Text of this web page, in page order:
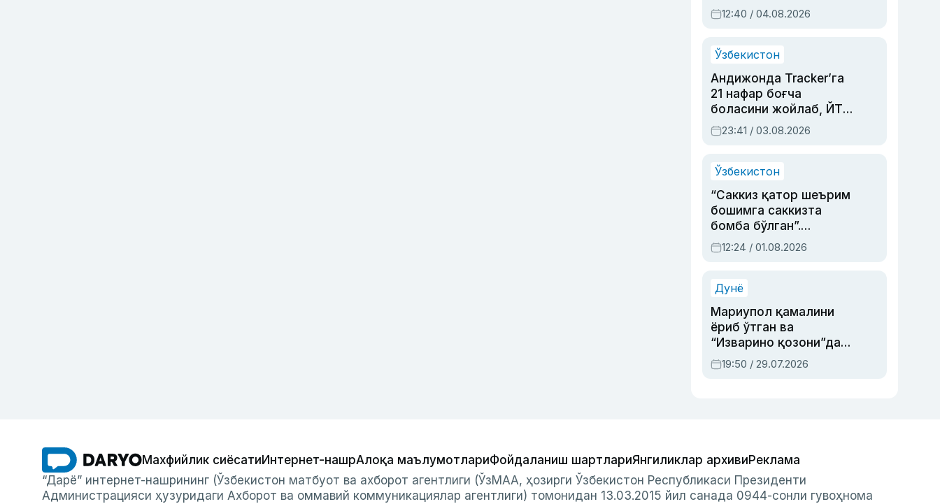
интеллектни бошқара
олмай қолишидан
12:40 / 04.08.2026
Ўзбекистон
Андижонда Tracker’га
21 нафар боғча
боласини жойлаб, ЙТҲ
содир этган аёлга суд
ҳукми ўқилди
23:41 / 03.08.2026
Ўзбекистон
“Саккиз қатор шеърим
бошимга саккизта
бомба бўлган”.
Абдулла Ориповни
сиёсий айбловлардан
12:24 / 01.08.2026
Дунё
Мариупол қамалини
ёриб ўтган ва
“Изварино қозони”дан
чиққан қаҳрамон —
Украина армияси бош
19:50 / 29.07.2026
Махфийлик сиёсатиИнтернет-нашрАлоқа маълумотлариФойдаланиш шартлариЯнгиликлар архивиРеклама
“Дарё” интернет-нашрининг (Ўзбекистон матбуот ва ахборот агентлиги (ЎзМАА, ҳозирги Ўзбекистон Республикаси Президенти
Администрацияси ҳузуридаги Ахборот ва оммавий коммуникациялар агентлиги) томонидан 13.03.2015 йил санада 0944-сонли гувоҳнома